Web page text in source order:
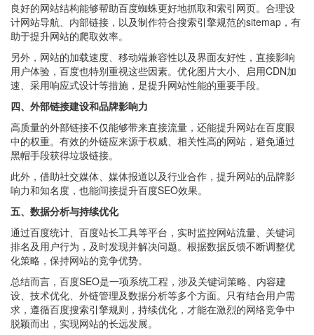
良好的网站结构能够帮助百度蜘蛛更好地抓取和索引网页。合理设
计网站导航、内部链接，以及制作符合搜索引擎规范的sitemap，有
助于提升网站的爬取效率。
另外，网站的加载速度、移动端兼容性以及界面友好性，直接影响
用户体验，百度也特别重视这些因素。优化图片大小、启用CDN加
速、采用响应式设计等措施，是提升网站性能的重要手段。
四、外部链接建设和品牌影响力
高质量的外部链接不仅能够带来直接流量，还能提升网站在百度眼
中的权重。有效的外链应来源于权威、相关性高的网站，避免通过
黑帽手段获得垃圾链接。
此外，借助社交媒体、媒体报道以及行业合作，提升网站的品牌影
响力和知名度，也能间接提升百度SEO效果。
五、数据分析与持续优化
通过百度统计、百度站长工具等平台，实时监控网站流量、关键词
排名及用户行为，及时发现并解决问题。根据数据反馈不断调整优
化策略，保持网站的竞争优势。
总结而言，百度SEO是一项系统工程，涉及关键词策略、内容建
设、技术优化、外链管理及数据分析等多个方面。只有结合用户需
求，遵循百度搜索引擎规则，持续优化，才能在激烈的网络竞争中
脱颖而出，实现网站的长远发展。